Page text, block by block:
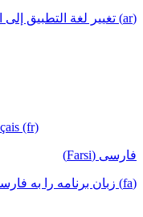
(ar) تغيير لغة التطبيق إلى العربية
(fr)
فارسی (Farsi)
(fa) زبان برنامه را به فارسی تغییر دهید